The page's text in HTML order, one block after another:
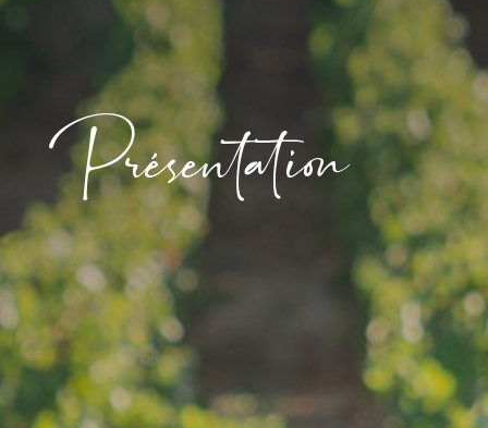
Présentation